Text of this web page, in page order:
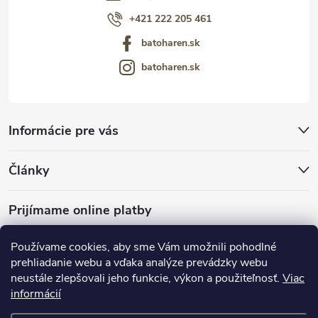
Používame cookies, aby sme Vám umožnili pohodlné
prehliadanie webu a vďaka analýze prevádzky webu
neustále zlepšovali jeho funkcie, výkon a použiteľnosť. Viac
informácií
Informácie pre vás
Články
Prijímame online platby
+421 222 205 461
batoharen.sk
batoharen.sk